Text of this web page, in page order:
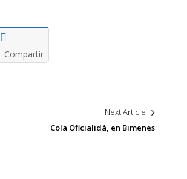
Compartir
Next Article
Cola Oficialidá, en Bimenes